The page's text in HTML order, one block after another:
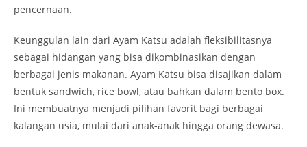
pencernaan.
Keunggulan lain dari Ayam Katsu adalah fleksibilitasnya
sebagai hidangan yang bisa dikombinasikan dengan
berbagai jenis makanan. Ayam Katsu bisa disajikan dalam
bentuk sandwich, rice bowl, atau bahkan dalam bento box.
Ini membuatnya menjadi pilihan favorit bagi berbagai
kalangan usia, mulai dari anak-anak hingga orang dewasa.